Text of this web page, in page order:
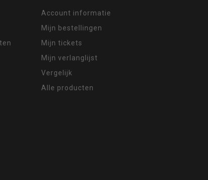
Account informatie
Mijn bestellingen
Mijn tickets
Mijn verlanglijst
Vergelijk
Alle producten